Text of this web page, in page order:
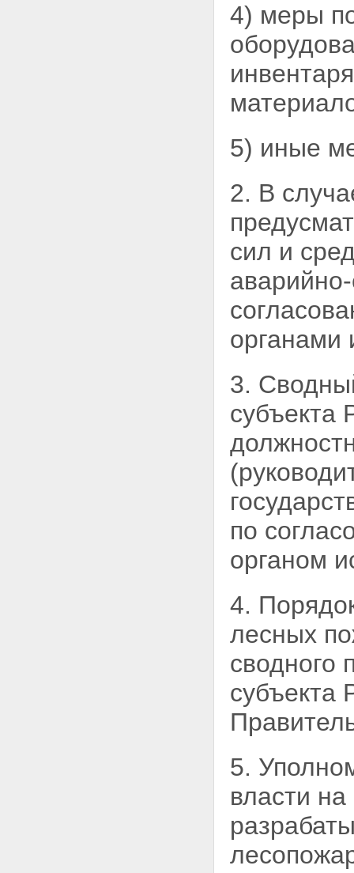
4) меры
5) иные
2. В
сил и
органами
3.
субъекта
по
органом
4.
лесных
сводного
субъекта
5.
власти